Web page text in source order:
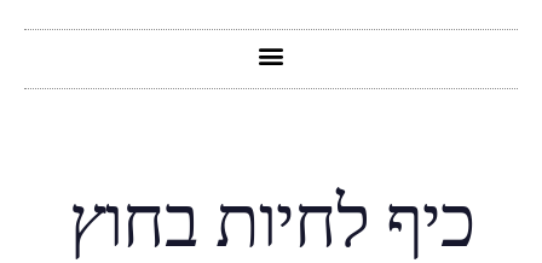
כיף לחיות בחוץ